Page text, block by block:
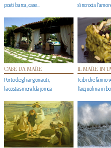
posti barca, case…
s'incrocia
CASE DA MARE
Porto degli argonauti,
la costa smeralda jonica
IL MARE IN
I cibi che fanno
l’acquolina in